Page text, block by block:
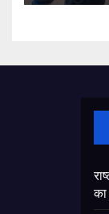
का